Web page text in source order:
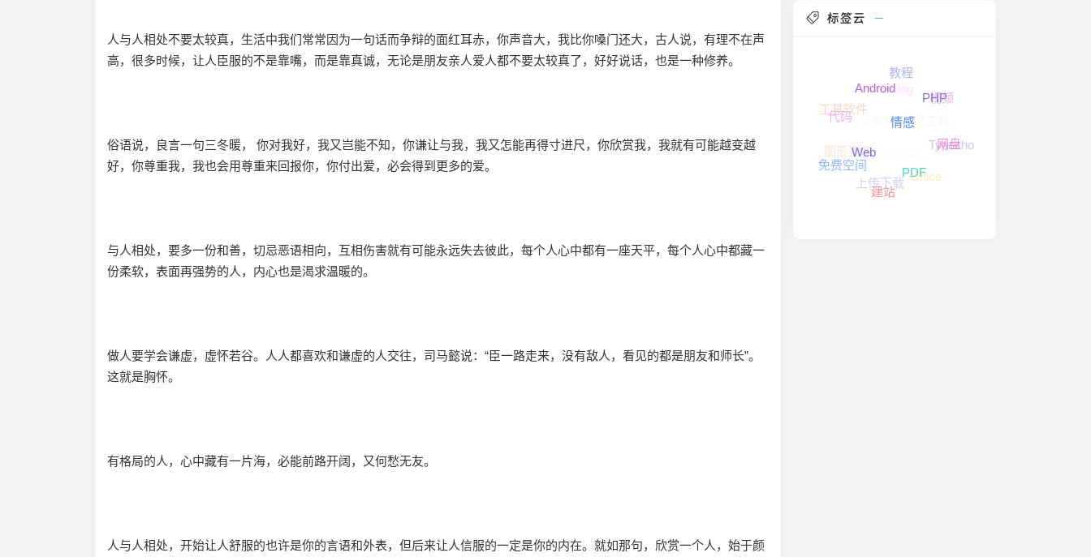
人与人相处不要太较真，生活中我们常常因为一句话而争辩的面红耳赤，你声音大，我比你嗓门还大，古人说，有理不在声
高，很多时候，让人臣服的不是靠嘴，而是靠真诚，无论是朋友亲人爱人都不要太较真了，好好说话，也是一种修养。
俗语说，良言一句三冬暖， 你对我好，我又岂能不知，你谦让与我，我又怎能再得寸进尺，你欣赏我，我就有可能越变越
好，你尊重我，我也会用尊重来回报你，你付出爱，必会得到更多的爱。
与人相处，要多一份和善，切忌恶语相向，互相伤害就有可能永远失去彼此，每个人心中都有一座天平，每个人心中都藏一
份柔软，表面再强势的人，内心也是渴求温暖的。
做人要学会谦虚，虚怀若谷。人人都喜欢和谦虚的人交往，司马懿说：“臣一路走来，没有敌人，看见的都是朋友和师长”。
这就是胸怀。
有格局的人，心中藏有一片海，必能前路开阔，又何愁无友。
人与人相处，开始让人舒服的也许是你的言语和外表，但后来让人信服的一定是你的内在。就如那句，欣赏一个人，始于颜
标签云
工具软件
代码
Android
教程
Emlog
办公软件
图形图像
免费空间
Web
情感
PHP
视频
系统工具
Windows
上传下载
建站
PDF
网盘
Typecho
Office